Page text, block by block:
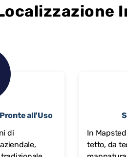
all'Uso
di
In
tetto, da